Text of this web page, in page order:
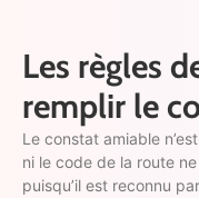
Les règles
remplir le
Le constat amiable
ni le code de la route
puisqu’il est reconnu